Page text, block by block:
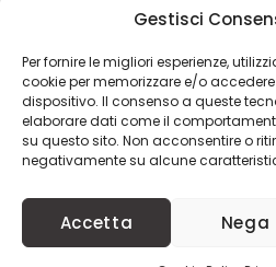
Gestisci
Per fornire le migliori esperienze,
cookie per memorizzare e/o
dispositivo. Il consenso a queste
elaborare dati come il
su questo sito. Non acconsentire o
negativamente su alcune
Accetta Nega
Contatti
© 2025Progetto Moda S.r.l.
CreditsKobalt nBit